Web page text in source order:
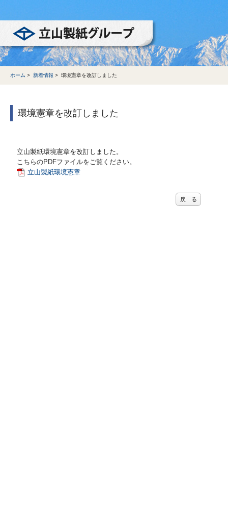
ホーム > 新着情報 > 環境憲章を改訂しました
環境憲章を改訂しました
立山製紙環境憲章を改訂しました。
こちらのPDFファイルをご覧ください。
立山製紙環境憲章
戻 る